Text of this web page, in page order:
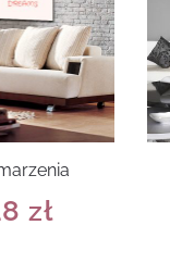
zł